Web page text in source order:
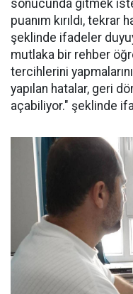
sonucunda gitmek
puanım kırıldı, tekrar
şeklinde ifadeler
mutlaka bir rehber
tercihlerini
yapılan hatalar, geri
açabiliyor." şeklinde